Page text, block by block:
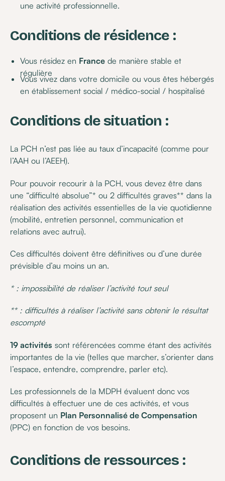
une activité professionnelle.
Conditions de résidence :
Vous résidez en Francede manière stable et
régulière
Vous vivez dans votre domicile ou vous êtes hébergés
en établissement social / médico-social / hospitalisé
Conditions de situation :
La PCH n’est pas liée au taux d’incapacité (comme pour
l’AAH ou l’AEEH).
Pour pouvoir recourir à la PCH, vous devez être dans
une “difficulté absolue”* ou 2 difficultés graves** dans la
réalisation des activités essentielles de la vie quotidienne
(mobilité, entretien personnel, communication et
relations avec autrui).
Ces difficultés doivent être définitives ou d’une durée
prévisible d’au moins un an.
* : impossibilité de réaliser l’activité tout seul
** : difficultés à réaliser l’activité sans obtenir le résultat
escompté
19 activités sont référencées comme étant des activités
importantes de la vie (telles que marcher, s’orienter dans
l’espace, entendre, comprendre, parler etc).
Les professionnels de la MDPH évaluent donc vos
difficultés à effectuer une de ces activités, et vous
proposent un Plan Personnalisé de Compensation
(PPC) en fonction de vos besoins.
Conditions de ressources :